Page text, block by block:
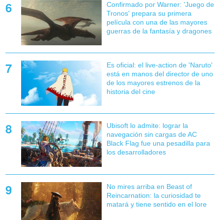
Confirmado por Warner: 'Juego de
Tronos' prepara su primera
película con una de las mayores
guerras de la fantasía y dragones
Es oficial: el live-action de 'Naruto'
está en manos del director de uno
de los mayores estrenos de la
historia del cine
Ubisoft lo admite: lograr la
navegación sin cargas de AC
Black Flag fue una pesadilla para
los desarrolladores
No mires arriba en Beast of
Reincarnation: la curiosidad te
matará y tiene sentido en el lore